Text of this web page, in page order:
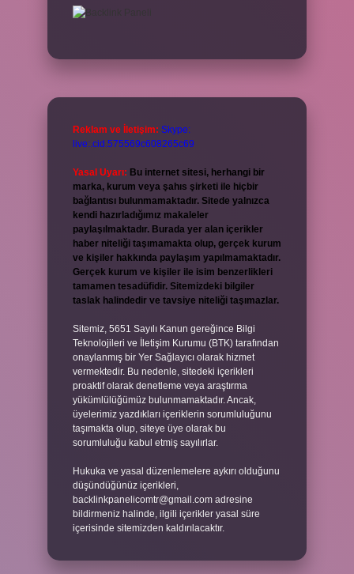
Reklam ve İletişim: Skype:
live:.cid.575569c608265c69
Yasal Uyarı: Bu internet sitesi, herhangi bir
marka, kurum veya şahıs şirketi ile hiçbir
bağlantısı bulunmamaktadır. Sitede yalnızca
kendi hazırladığımız makaleler
paylaşılmaktadır. Burada yer alan içerikler
haber niteliği taşımamakta olup, gerçek kurum
ve kişiler hakkında paylaşım yapılmamaktadır.
Gerçek kurum ve kişiler ile isim benzerlikleri
tamamen tesadüfidir. Sitemizdeki bilgiler
taslak halindedir ve tavsiye niteliği taşımazlar.
Sitemiz, 5651 Sayılı Kanun gereğince Bilgi
Teknolojileri ve İletişim Kurumu (BTK) tarafından
onaylanmış bir Yer Sağlayıcı olarak hizmet
vermektedir. Bu nedenle, sitedeki içerikleri
proaktif olarak denetleme veya araştırma
yükümlülüğümüz bulunmamaktadır. Ancak,
üyelerimiz yazdıkları içeriklerin sorumluluğunu
taşımakta olup, siteye üye olarak bu
sorumluluğu kabul etmiş sayılırlar.
Hukuka ve yasal düzenlemelere aykırı olduğunu
düşündüğünüz içerikleri,
backlinkpanelicomtr@gmail.com adresine
bildirmeniz halinde, ilgili içerikler yasal süre
içerisinde sitemizden kaldırılacaktır.